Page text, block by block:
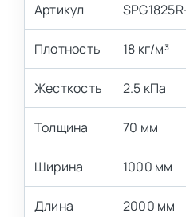
Артикул
Плотность 18 кг/м³
Жесткость 2.5 кПа
Толщина 70 мм
Ширина 1000 мм
Длина 2000 мм